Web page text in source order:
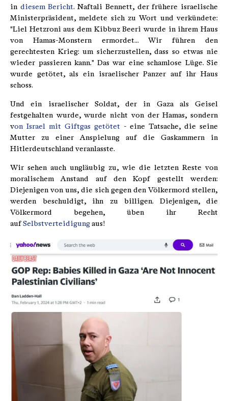
in diesem Bericht. Naftali Bennett, der frühere israelische
Ministerpräsident, meldete sich zu Wort und verkündete:
"Liel Hetzroni aus dem Kibbuz Beeri wurde in ihrem Haus
von Hamas-Monstern ermordet... Wir führen den
gerechtesten Krieg: um sicherzustellen, dass so etwas nie
wieder passieren kann." Das war eine schamlose Lüge. Sie
wurde getötet, als ein israelischer Panzer auf ihr Haus
schoss.
Und ein israelischer Soldat, der in Gaza als Geisel
festgehalten wurde, wurde nicht von der Hamas, sondern
von Israel mit Giftgas getötet - eine Tatsache, die seine
Mutter zu einer Anspielung auf die Gaskammern in
Hitlerdeutschland veranlasste.
Wir sehen auch ungläubig zu, wie die letzten Reste von
moralischem Anstand auf den Kopf gestellt werden:
Diejenigen von uns, die sich gegen den Völkermord stellen,
werden beschuldigt, ihn zu billigen. Diejenigen, die
Völkermord begehen, üben ihr Recht
auf Selbstverteidigung aus!